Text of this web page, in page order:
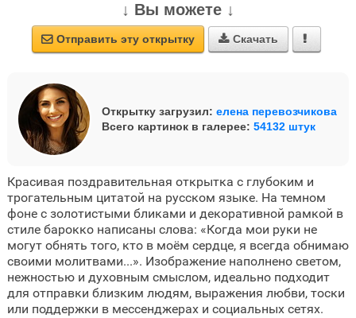
↓ Вы можете ↓
 Отправить эту открытку  Скачать 
Открытку загрузил: елена перевозчикова
Всего картинок в галерее: 54132 штук
Красивая поздравительная открытка с глубоким и
трогательным цитатой на русском языке. На темном
фоне с золотистыми бликами и декоративной рамкой в
стиле барокко написаны слова: «Когда мои руки не
могут обнять того, кто в моём сердце, я всегда обнимаю
своими молитвами...». Изображение наполнено светом,
нежностью и духовным смыслом, идеально подходит
для отправки близким людям, выражения любви, тоски
или поддержки в мессенджерах и социальных сетях.